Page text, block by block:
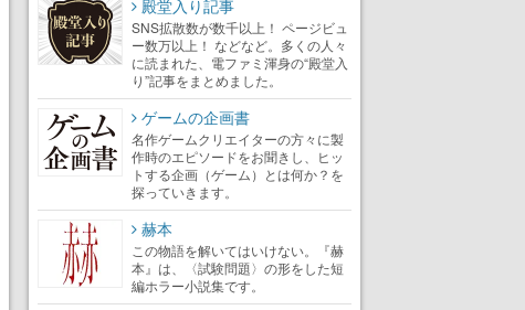
殿堂入り記事
SNS拡散数が数千以上！ ページビュ
ー数万以上！ などなど。多くの人々
に読まれた、電ファミ渾身の“殿堂入
り”記事をまとめました。
ゲームの企画書
名作ゲームクリエイターの方々に製
作時のエピソードをお聞きし、ヒッ
トする企画（ゲーム）とは何か？を
探っていきます。
赫本
この物語を解いてはいけない。『赫
本』は、〈試験問題〉の形をした短
編ホラー小説集です。